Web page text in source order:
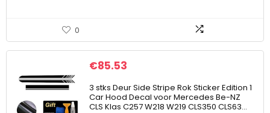
0
€85.53
3 stks Deur Side Stripe Rok Sticker Edition 1
Car Hood Decal voor Mercedes Be-NZ
CLS Klas C257 W218 W219 CLS350 CLS63…